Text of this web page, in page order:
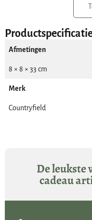
formaat van de pot:
Afmetingen
8 × 8 × 33 cm
Merk
Countryfield
De leukste
cadeau